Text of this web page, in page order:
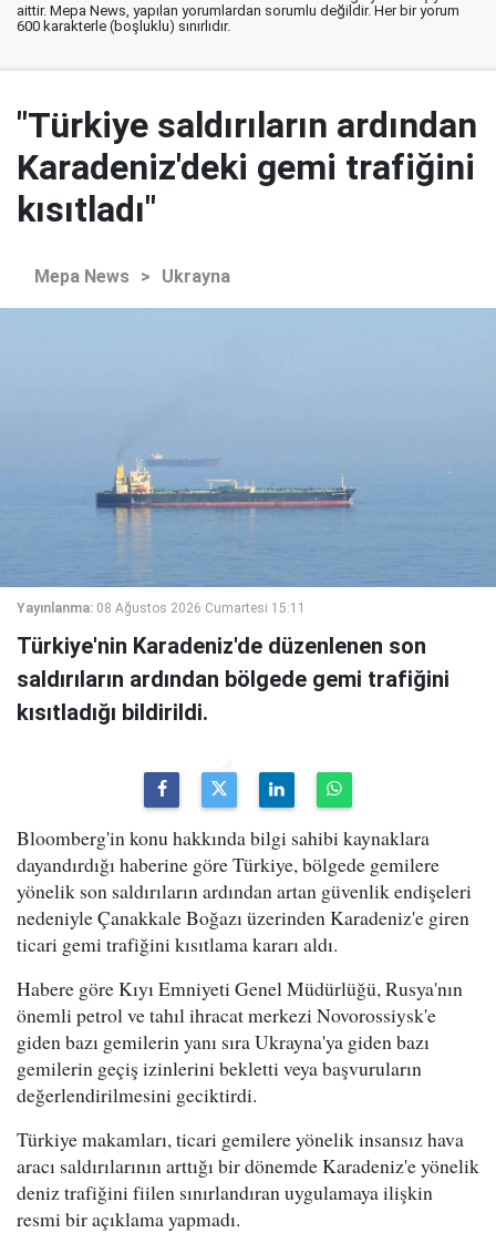
aittir. Mepa News, yapılan yorumlardan sorumlu değildir. Her bir yorum
600 karakterle (boşluklu) sınırlıdır.
"Türkiye saldırıların ardından
Karadeniz'deki gemi trafiğini
kısıtladı"
Mepa News > Ukrayna
Yayınlanma: 08 Ağustos 2026 Cumartesi 15:11
Türkiye'nin Karadeniz'de düzenlenen son
saldırıların ardından bölgede gemi trafiğini
kısıtladığı bildirildi.
Bloomberg'in konu hakkında bilgi sahibi kaynaklara
dayandırdığı haberine göre Türkiye, bölgede gemilere
yönelik son saldırıların ardından artan güvenlik endişeleri
nedeniyle Çanakkale Boğazı üzerinden Karadeniz'e giren
ticari gemi trafiğini kısıtlama kararı aldı.
Habere göre Kıyı Emniyeti Genel Müdürlüğü, Rusya'nın
önemli petrol ve tahıl ihracat merkezi Novorossiysk'e
giden bazı gemilerin yanı sıra Ukrayna'ya giden bazı
gemilerin geçiş izinlerini bekletti veya başvuruların
değerlendirilmesini geciktirdi.
Türkiye makamları, ticari gemilere yönelik insansız hava
aracı saldırılarının arttığı bir dönemde Karadeniz'e yönelik
deniz trafiğini fiilen sınırlandıran uygulamaya ilişkin
resmi bir açıklama yapmadı.